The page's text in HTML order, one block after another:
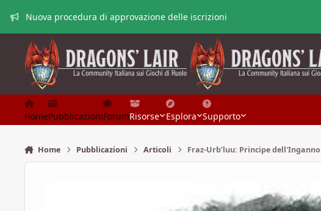
Nuova procedura di approvazione delle iscrizioni
HomePubblicazioniForumRisorse Esplora Supporto
Home Pubblicazioni Articoli Fraz-Urb’luu: Principe dell'Inganno